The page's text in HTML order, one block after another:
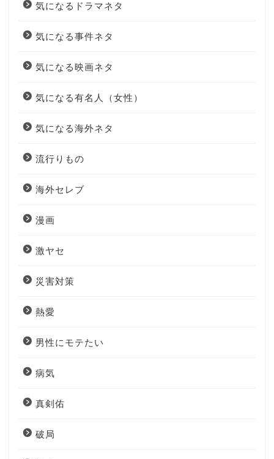
気になるドラマネタ
気になる事件ネタ
気になる映画ネタ
気になる有名人（女性）
気になる海外ネタ
流行りもの
海外セレブ
漫画
激ヤセ
災害対策
熱愛
男性にモテたい
病気
真剣佑
破局